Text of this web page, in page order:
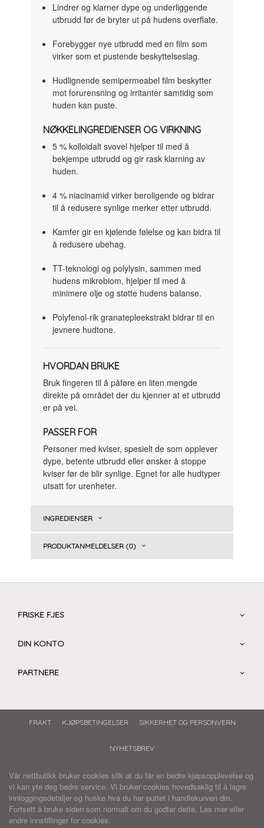
Lindrer og klarner dype og underliggende
utbrudd før de bryter ut på hudens overflate.
Forebygger nye utbrudd med en film som
virker som et pustende beskyttelseslag.
Hudlignende semipermeabel film beskytter
mot forurensning og irritanter samtidig som
huden kan puste.
NØKKELINGREDIENSER OG VIRKNING
5 % kolloidalt svovel hjelper til med å
bekjempe utbrudd og gir rask klarning av
huden.
4 % niacinamid virker beroligende og bidrar
til å redusere synlige merker etter utbrudd.
Kamfer gir en kjølende følelse og kan bidra til
å redusere ubehag.
TT-teknologi og polylysin, sammen med
hudens mikrobiom, hjelper til med å
minimere olje og støtte hudens balanse.
Polyfenol-rik granatepleekstrakt bidrar til en
jevnere hudtone.
HVORDAN BRUKE
Bruk fingeren til å påføre en liten mengde
direkte på området der du kjenner at et utbrudd
er på vei.
PASSER FOR
Personer med kviser, spesielt de som opplever
dype, betente utbrudd eller ønsker å stoppe
kviser før de blir synlige. Egnet for alle hudtyper
utsatt for urenheter.
INGREDIENSER
PRODUKTANMELDELSER (0)
FRISKE FJES
DIN KONTO
PARTNERE
FRAKT KJØPSBETINGELSER SIKKERHET OG PERSONVERN
NYHETSBREV
Vår nettbutikk bruker cookies slik at du får en bedre kjøpsopplevelse og
vi kan yte deg bedre service. Vi bruker cookies hovedsaklig til å lagre
innloggingsdetaljer og huske hva du har puttet i handlekurven din.
Fortsett å bruke siden som normalt om du godtar dette. Les mer eller
endre innstillinger for cookies.